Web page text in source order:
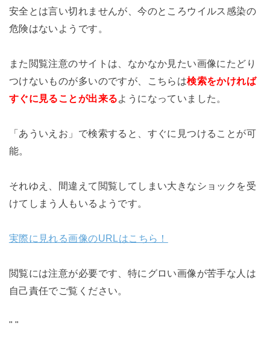
安全とは言い切れませんが、今のところウイルス感染の
危険はないようです。
また閲覧注意のサイトは、なかなか見たい画像にたどり
つけないものが多いのですが、こちらは検索をかければ
すぐに見ることが出来るようになっていました。
「あういえお」で検索すると、すぐに見つけることが可
能。
それゆえ、間違えて閲覧してしまい大きなショックを受
けてしまう人もいるようです。
実際に見れる画像のURLはこちら！
閲覧には注意が必要です、特にグロい画像が苦手な人は
自己責任でご覧ください。
" "